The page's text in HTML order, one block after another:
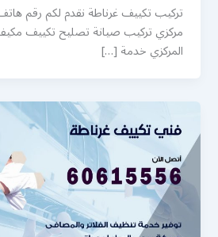
تركيب تكييف غرناطة نقدم لكم رقم
مركزي تركيب صيانة تصليح تكييف
المركزي خدمة […]